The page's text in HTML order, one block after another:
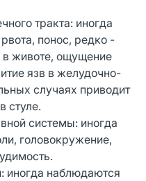
тракта: иногда
понос, редко -
в животе, ощущение
язв в желудочно-
случаях приводит
стуле.
системы: иногда
головокружение,
иногда наблюдаются